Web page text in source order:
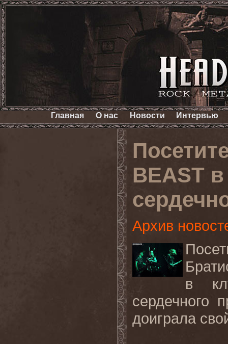
Главная О нас Новости Интервью
BEAST
Архив
в
сердечного
доиграла